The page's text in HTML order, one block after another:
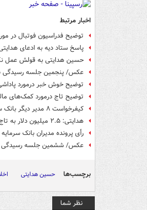
اخبار مرتبط
توضیح فدراسیون فوتبال در
پاسخ ستاد دیه به ادعای هدایتی درباره
حسین هدایتی به قولش عمل
عکس/ پنجمین جلسه رسیدگی
توضیح خوش خبر درمورد
توضیح تاج درمورد کمک‌های
کیفرخواست ۸ مدیر دیگر بانک سرمایه صادر شد
هدایتی: ۲.۵ میلیون دلار به تاج دادم
رأی پرونده مدیران بانک
عکس/ ششمین جلسه رسیدگی
برچسب‌ها حسین هدایتی
نظر شما